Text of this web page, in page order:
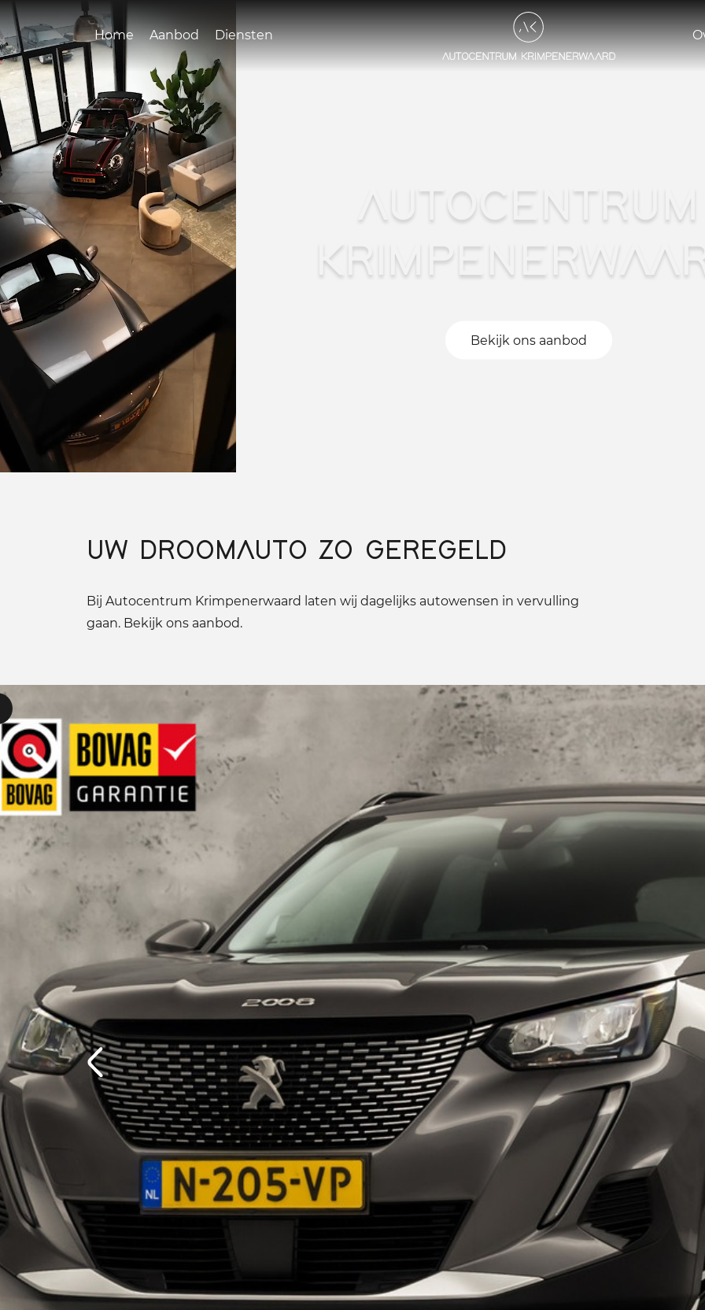
Home Aanbod Diensten
AUTOCENTRUM
Bekijk ons aanbod
UW DROOMAUTO ZO GEREGELD
Bij Autocentrum Krimpenerwaard laten wij dagelijks autowensen in vervulling
gaan. Bekijk ons aanbod.